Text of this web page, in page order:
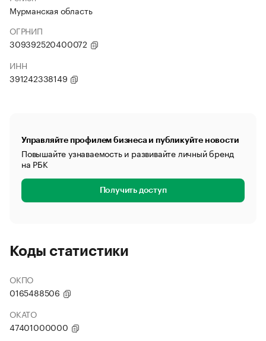
Мурманская область
ОГРНИП
309392520400072
ИНН
391242338149
Управляйте профилем бизнеса и публикуйте новости
Повышайте узнаваемость и развивайте личный бренд
на РБК
Получить доступ
Коды статистики
ОКПО
0165488506
ОКАТО
47401000000